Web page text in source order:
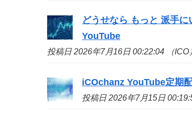
どうせなら もっと 派手
YouTube
投稿日 2026年7月16日 00:22:04 （ICO
iCOchanz YouTube定期
投稿日 2026年7月15日